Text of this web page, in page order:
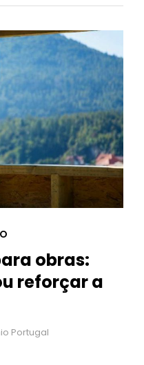
obras:
reforçar a
Portugal